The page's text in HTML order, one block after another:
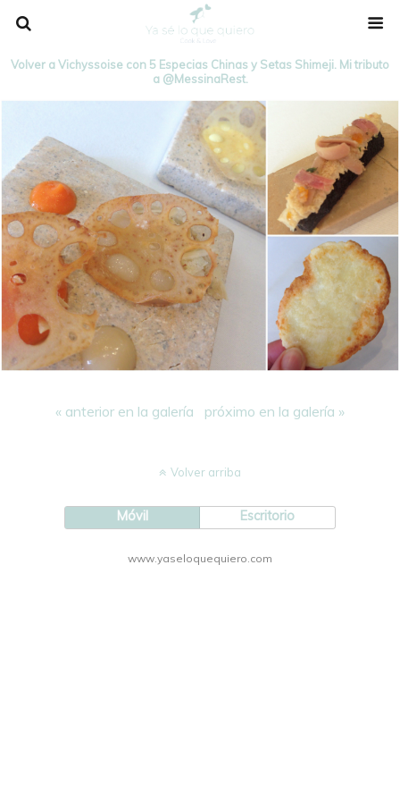
Volver a Vichyssoise con 5 Especias Chinas y Setas Shimeji. Mi tributo
a @MessinaRest.
« anterior en la galería próximo en la galería »
Volver arriba
Móvil Escritorio
www.yaseloquequiero.com